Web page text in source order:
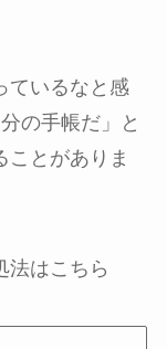
ているなと感
の手帳だ」と
ことがありま
法はこちら